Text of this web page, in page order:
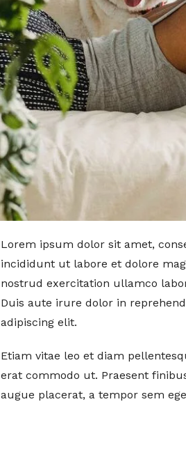
Lorem ipsum dolor sit amet,
incididunt ut labore et dolore
nostrud exercitation ullamco
Duis aute irure dolor in
adipiscing elit.
Etiam vitae leo et diam
erat commodo ut. Praesent
augue placerat, a tempor sem